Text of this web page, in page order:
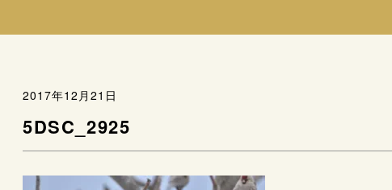
2017年12月21日
5DSC_2925